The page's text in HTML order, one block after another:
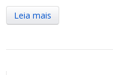
Leia mais